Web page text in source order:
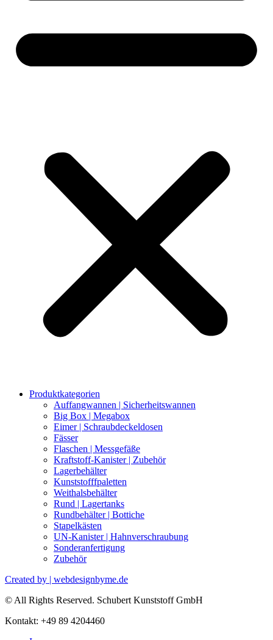
Produktkategorien
Auffangwannen | Sicherheitswannen
Big Box | Megabox
Eimer | Schraubdeckeldosen
Fässer
Flaschen | Messgefäße
Kraftstoff-Kanister | Zubehör
Lagerbehälter
Kunststofffpaletten
Weithalsbehälter
Rund | Lagertanks
Rundbehälter | Bottiche
Stapelkästen
UN-Kanister | Hahnverschraubung
Sonderanfertigung
Zubehör
Created by | webdesignbyme.de
© All Rights Reserved. Schubert Kunststoff GmbH
Kontakt: +49 89 4204460